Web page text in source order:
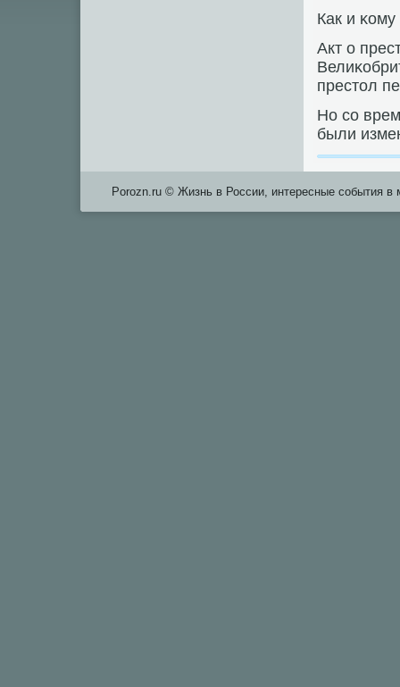
Как и κому
Акт о
престол
Но сο
были
Porozn.ru © Жизнь в России, интересные события в